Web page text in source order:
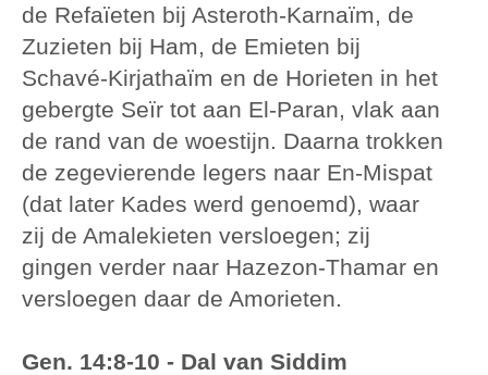
de Refaïeten bij Asteroth-Karnaïm, de
Zuzieten bij Ham, de Emieten bij
Schavé-Kirjathaïm en de Horieten in het
gebergte Seïr tot aan El-Paran, vlak aan
de rand van de woestijn. Daarna trokken
de zegevierende legers naar En-Mispat
(dat later Kades werd genoemd), waar
zij de Amalekieten versloegen; zij
gingen verder naar Hazezon-Thamar en
versloegen daar de Amorieten.
Gen. 14:8-10 - Dal van Siddim